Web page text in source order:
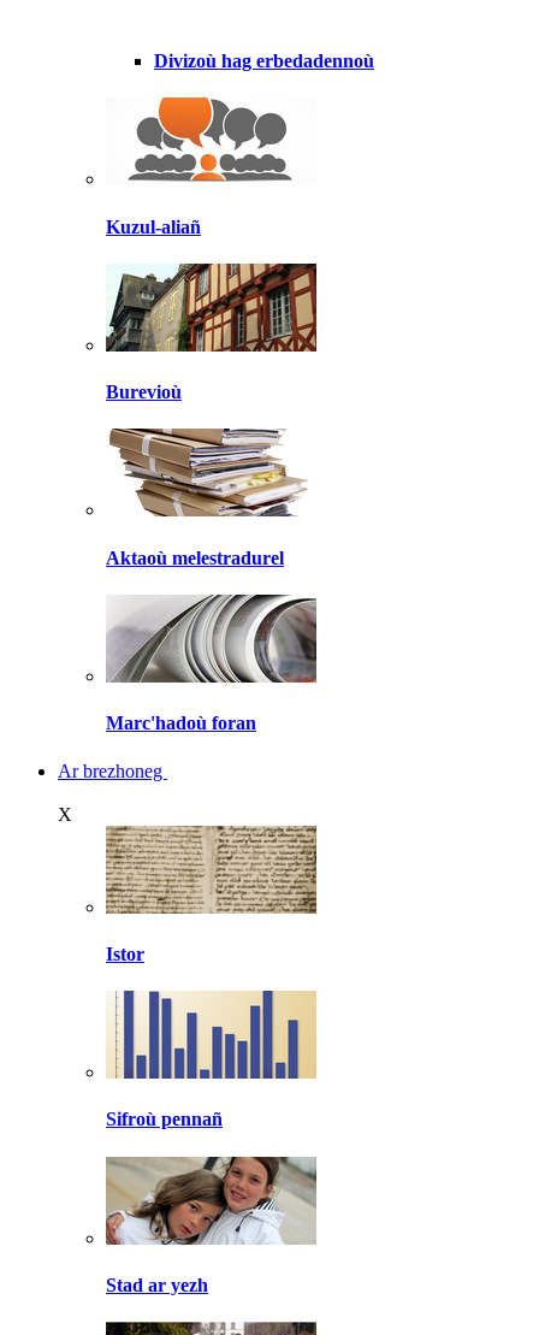
Divizoù hag erbedadennoù
Kuzul-aliañ
Burevioù
Aktaoù melestradurel
Marc'hadoù foran
Ar brezhoneg
X
Istor
Sifroù pennañ
Stad ar yezh